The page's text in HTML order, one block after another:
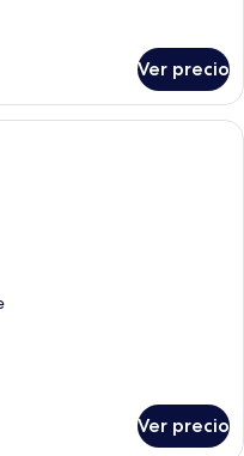
Ver precio
sala de estar moderna con un
Ver precio